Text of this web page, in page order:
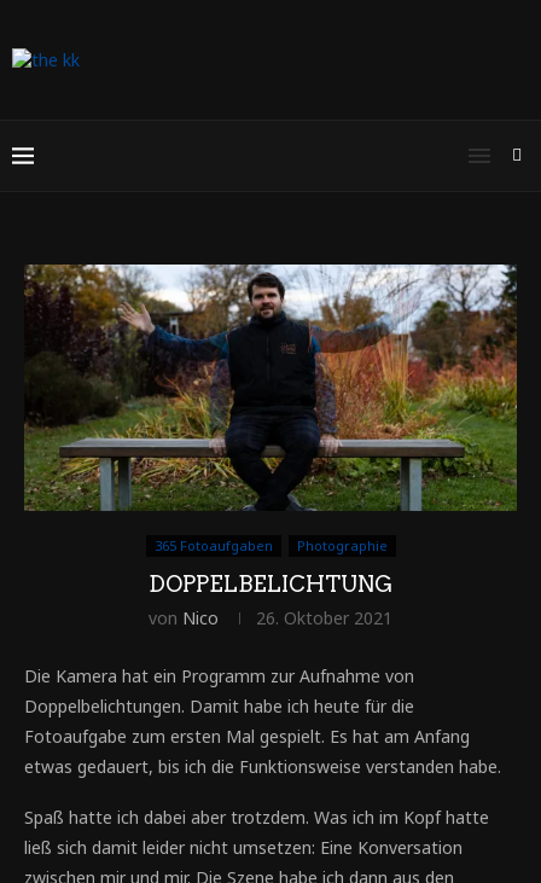
365 Fotoaufgaben Photographie
DOPPELBELICHTUNG
von Nico 26. Oktober 2021
Die Kamera hat ein Programm zur Aufnahme von
Doppelbelichtungen. Damit habe ich heute für die
Fotoaufgabe zum ersten Mal gespielt. Es hat am Anfang
etwas gedauert, bis ich die Funktionsweise verstanden habe.
Spaß hatte ich dabei aber trotzdem. Was ich im Kopf hatte
ließ sich damit leider nicht umsetzen: Eine Konversation
zwischen mir und mir. Die Szene habe ich dann aus den